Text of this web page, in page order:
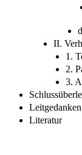
II.
1.
2.
3.
Leitgedanken
Literatur